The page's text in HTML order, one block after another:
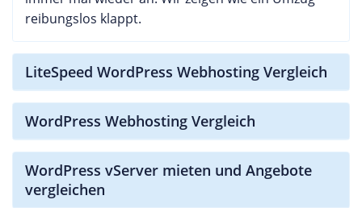
reibungslos klappt.
LiteSpeed WordPress Webhosting Vergleich
WordPress Webhosting Vergleich
WordPress vServer mieten und Angebote
vergleichen